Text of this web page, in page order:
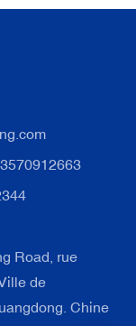
Road, rue
de
Chine